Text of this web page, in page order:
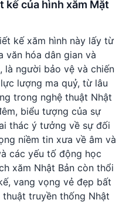
kế của hình xăm Mặt
kế xăm hình này lấy từ
văn hóa dân gian và
là người bảo vệ và chiến
lượng ma quỷ, từ lâu
trong nghệ thuật Nhật
biểu tượng của sự
thác ý tưởng về sự đối
niềm tin xưa về âm và
các yếu tố động học
xăm Nhật Bản còn thổi
vang vọng vẻ đẹp bất
truyền thống Nhật